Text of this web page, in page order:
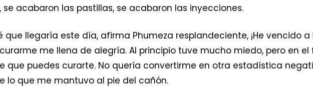
acabaron las pastillas, se acabaron las inyecciones.
que llegaría este día, afirma Phumeza resplandeciente, ¡He vencido a
me llena de alegría. Al principio tuve mucho miedo, pero en
que puedes curarte. No quería convertirme en otra estadística
lo que me mantuvo al pie del cañón.